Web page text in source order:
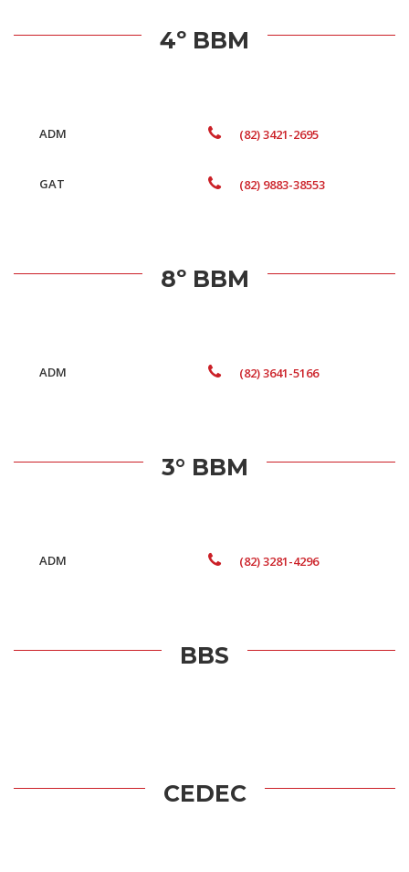
4º BBM
ADM (82) 3421-2695
GAT (82) 9883-38553
8º BBM
ADM (82) 3641-5166
3° BBM
ADM (82) 3281-4296
BBS
CEDEC